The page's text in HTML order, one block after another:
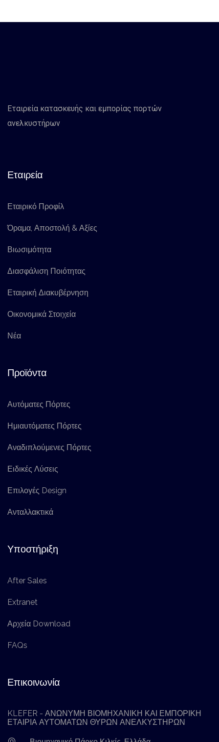
Εταιρεία κατασκευής και εμπορίας πορτών
ανελκυστήρων
Εταιρεία
Εταιρικό Προφίλ
Όραμα, Αποστολή & Αξίες
Βιωσιμότητα
Διασφάλιση Ποιότητας
Εταιρική Διακυβέρνηση
Οικονομικά Στοιχεία
Νέα
Προϊόντα
Αυτόματες Πόρτες
Ημιαυτόματες Πόρτες
Αναδιπλούμενες Πόρτες
Ειδικές Λύσεις
Επιλογές Design
Ανταλλακτικά
Υποστήριξη
After Sales
Extranet
Αρχεία Download
FAQs
Επικοινωνία
KLEFER - ΑΝΩΝΥΜΗ ΒΙΟΜΗΧΑΝΙΚΗ ΚΑΙ ΕΜΠΟΡΙΚΗ
ΕΤΑΙΡΙΑ ΑΥΤΟΜΑΤΩΝ ΘΥΡΩΝ ΑΝΕΛΚΥΣΤΗΡΩΝ